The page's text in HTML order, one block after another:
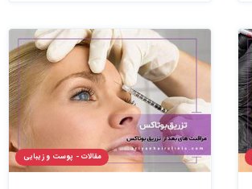
مقالات - پوست و زیبایی